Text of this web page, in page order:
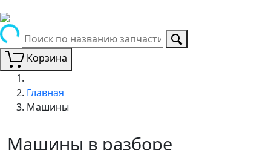
Корзина
Главная
Машины
Машины в разборе